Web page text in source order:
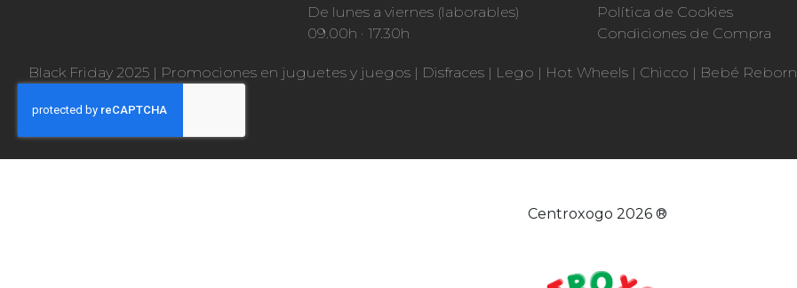
De lunes a viernes (laborables)
09.00h · 17.30h
Política de Cookies
Condiciones de Compra
Black Friday 2025 | Promociones en juguetes y juegos | Disfraces | Lego | Hot Wheels | Chicco | Bebé Reborn
Centroxogo 2026 ®